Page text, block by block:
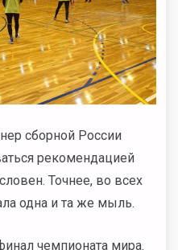
сборной России
рекомендацией
Точнее, во всех
одна и та же мыль.
чемпионата мира.